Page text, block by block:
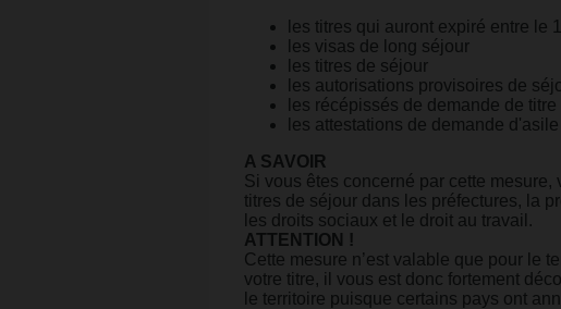
les titres qui auront expiré entre le
les visas de long séjour
les titres de séjour
les autorisations provisoires de
les récépissés de demande de
les attestations de demande d'asile
A SAVOIR
Si vous êtes concerné par cette
titres de séjour dans les préfectures, la
les droits sociaux et le droit au travail.
ATTENTION !
Cette mesure n’est valable que pour le
votre titre, il vous est donc fortement
le territoire puisque certains pays ont